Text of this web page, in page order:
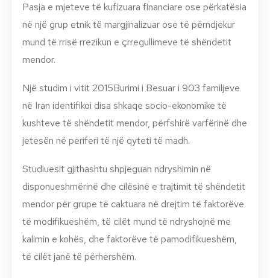
Pasja e mjeteve të kufizuara financiare ose përkatësia
në një grup etnik të margjinalizuar ose të përndjekur
mund të rrisë rrezikun e çrregullimeve të shëndetit
mendor.
Një studim i vitit 2015Burimi i Besuar i 903 familjeve
në Iran identifikoi disa shkaqe socio-ekonomike të
kushteve të shëndetit mendor, përfshirë varfërinë dhe
jetesën në periferi të një qyteti të madh.
Studiuesit gjithashtu shpjeguan ndryshimin në
disponueshmërinë dhe cilësinë e trajtimit të shëndetit
mendor për grupe të caktuara në drejtim të faktorëve
të modifikueshëm, të cilët mund të ndryshojnë me
kalimin e kohës, dhe faktorëve të pamodifikueshëm,
të cilët janë të përhershëm.